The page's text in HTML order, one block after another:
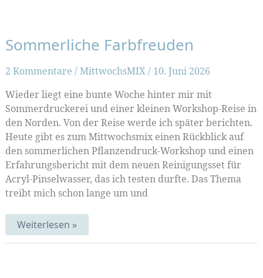
Sommerliche Farbfreuden
2 Kommentare /MittwochsMIX/ 10. Juni 2026
Wieder liegt eine bunte Woche hinter mir mit
Sommerdruckerei und einer kleinen Workshop-Reise in
den Norden. Von der Reise werde ich später berichten.
Heute gibt es zum Mittwochsmix einen Rückblick auf
den sommerlichen Pflanzendruck-Workshop und einen
Erfahrungsbericht mit dem neuen Reinigungsset für
Acryl-Pinselwasser, das ich testen durfte. Das Thema
treibt mich schon lange um und
Sommerliche
Farbfreuden
Weiterlesen »